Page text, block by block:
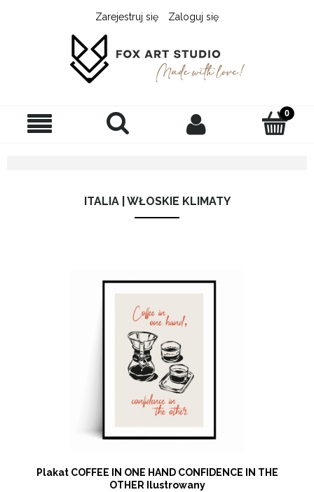
Zarejestruj się Zaloguj się
ITALIA | WŁOSKIE KLIMATY
Plakat COFFEE IN ONE HAND CONFIDENCE IN THE
OTHER Ilustrowany